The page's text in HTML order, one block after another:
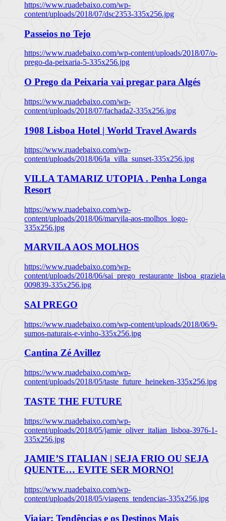
https://www.ruadebaixo.com/wp-
content/uploads/2018/07/dsc2353-335x256.jpg
Passeios no Tejo
https://www.ruadebaixo.com/wp-content/uploads/2018/07/o-
prego-da-peixaria-5-335x256.jpg
O Prego da Peixaria vai pregar para Algés
https://www.ruadebaixo.com/wp-
content/uploads/2018/07/fachada2-335x256.jpg
1908 Lisboa Hotel | World Travel Awards
https://www.ruadebaixo.com/wp-
content/uploads/2018/06/la_villa_sunset-335x256.jpg
VILLA TAMARIZ UTOPIA . Penha Longa
Resort
https://www.ruadebaixo.com/wp-
content/uploads/2018/06/marvila-aos-molhos_logo-
335x256.jpg
MARVILA AOS MOLHOS
https://www.ruadebaixo.com/wp-
content/uploads/2018/06/
009839-335x256.jpg
SAI PREGO
https://www.ruadebaixo.com/wp-content/uploads/2018/06/9-
sumos-naturais-e-vinho-335x256.jpg
Cantina Zé Avillez
https://www.ruadebaixo.com/wp-
content/uploads/2018/05/taste_future_heineken-335x256.jpg
TASTE THE FUTURE
https://www.ruadebaixo.com/wp-
content/uploads/2018/05/jamie_oliver_italian_lisboa-3976-1-
335x256.jpg
JAMIE’S ITALIAN | SEJA FRIO OU SEJA
QUENTE… EVITE SER MORNO!
https://www.ruadebaixo.com/wp-
content/uploads/2018/05/viagens_tendencias-335x256.jpg
Viajar: Tendências e os Destinos Mais